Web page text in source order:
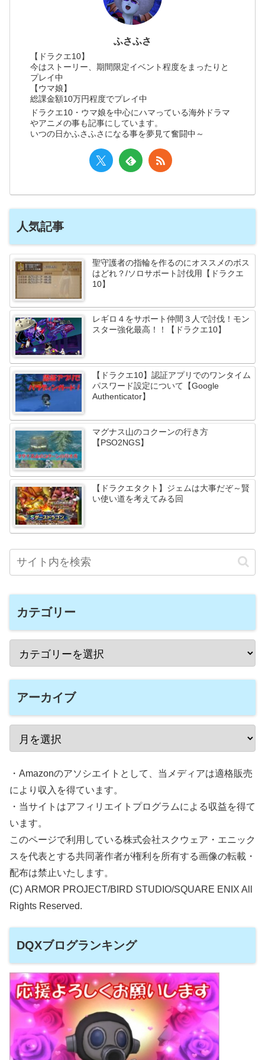
ふさふさ
【ドラクエ10】
今はストーリー、期間限定イベント程度をまったりと
プレイ中
【ウマ娘】
総課金額10万円程度でプレイ中
ドラクエ10・ウマ娘を中心にハマっている海外ドラマ
やアニメの事も記事にしています。
いつの日かふさふさになる事を夢見て奮闘中～
人気記事
聖守護者の指輪を作るのにオススメのボス
はどれ？/ソロサポート討伐用【ドラクエ
10】
レギロ４をサポート仲間３人で討伐！モン
スター強化最高！！【ドラクエ10】
【ドラクエ10】認証アプリでのワンタイム
パスワード設定について【Google
Authenticator】
マグナス山のコクーンの行き方
【PSO2NGS】
【ドラクエタクト】ジェムは大事だぞ～賢
い使い道を考えてみる回
カテゴリー
アーカイブ
・Amazonのアソシエイトとして、当メディアは適格販売
により収入を得ています。
・当サイトはアフィリエイトプログラムによる収益を得て
います。
このページで利用している株式会社スクウェア・エニック
スを代表とする共同著作者が権利を所有する画像の転載・
配布は禁止いたします。
(C) ARMOR PROJECT/BIRD STUDIO/SQUARE ENIX All
Rights Reserved.
DQXブログランキング